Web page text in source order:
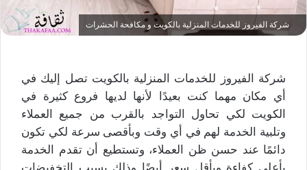
شركة الفيروز للخدمات المنزلية بالكويت و مكافحة الحشرات
شركة الفيروز للخدمات المنزلية بالكويت تصل إليك في
أي مكان مهما كنت بعيدًا لأنها لديها فروع كثيرة في
الكويت لكي تحاول التواجد بالقرب من جميع العملاء
وتلبية الخدمة لهم في أي وقت وبأقصى سرعة لكي تكون
دائمًا عند حسن ظن العملاء، وتستطيع أن تقدم الخدمة
بأعلى كفاءة وبأقل سعر أيضًا وذلك بسبب التخفيضات